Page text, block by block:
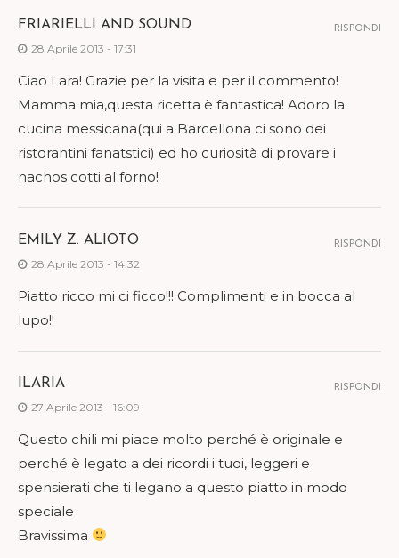
FRIARIELLI AND SOUND
28 Aprile 2013 - 17:31
Ciao Lara! Grazie per la visita e per il commento!
Mamma mia,questa ricetta è fantastica! Adoro la
cucina messicana(qui a Barcellona ci sono dei
ristorantini fanatstici) ed ho curiosità di provare i
nachos cotti al forno!
RISPONDI
EMILY Z. ALIOTO
28 Aprile 2013 - 14:32
Piatto ricco mi ci ficco!!! Complimenti e in bocca al
lupo!!
RISPONDI
ILARIA
27 Aprile 2013 - 16:09
Questo chili mi piace molto perché è originale e
perché è legato a dei ricordi i tuoi, leggeri e
spensierati che ti legano a questo piatto in modo
speciale
Bravissima
RISPONDI